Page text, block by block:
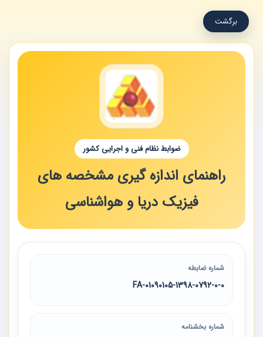
برگشت
ضوابط نظام فنی و اجرایی کشور
راهنمای اندازه گیری مشخصه های
فیزیک دریا و هواشناسی
شماره ضابطه
01090105-1398-0792-0-0-FA
شماره بخشنامه